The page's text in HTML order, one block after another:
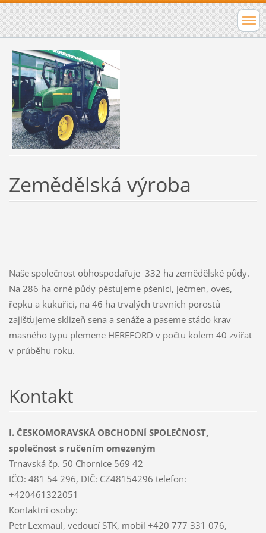
Zemědělská výroba
Naše společnost obhospodařuje 332 ha zemědělské půdy.
Na 286 ha orné půdy pěstujeme pšenici, ječmen, oves,
řepku a kukuřici, na 46 ha trvalých travních porostů
zajišťujeme sklizeň sena a senáže a paseme stádo krav
masného typu plemene HEREFORD v počtu kolem 40 zvířat
v průběhu roku.
Kontakt
I. ČESKOMORAVSKÁ OBCHODNÍ SPOLEČNOST,
společnost s ručením omezeným
Trnavská čp. 50 Chornice 569 42
IČO: 481 54 296, DIČ: CZ48154296 telefon:
+420461322051
Kontaktní osoby:
Petr Lexmaul, vedoucí STK, mobil +420 777 331 076,